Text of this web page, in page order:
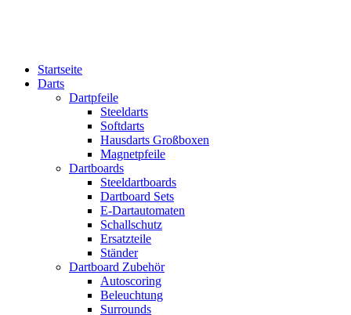
Startseite
Darts
Dartpfeile
Steeldarts
Softdarts
Hausdarts Großboxen
Magnetpfeile
Dartboards
Steeldartboards
Dartboard Sets
E-Dartautomaten
Schallschutz
Ersatzteile
Ständer
Dartboard Zubehör
Autoscoring
Beleuchtung
Surrounds